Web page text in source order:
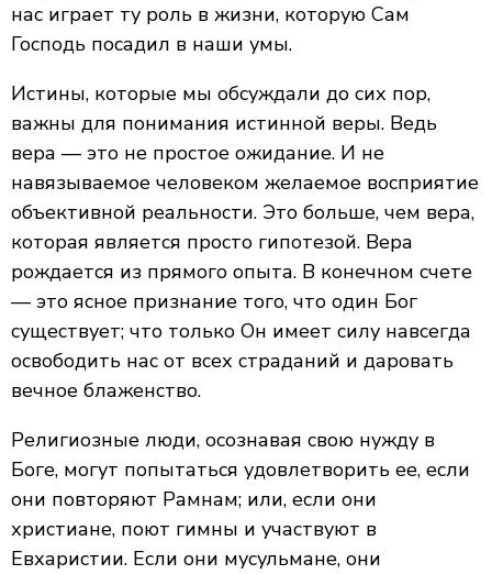
нас играет ту роль в жизни, которую Сам
Господь посадил в наши умы.
Истины, которые мы обсуждали до сих пор,
важны для понимания истинной веры. Ведь
вера — это не простое ожидание. И не
навязываемое человеком желаемое восприятие
объективной реальности. Это больше, чем вера,
которая является просто гипотезой. Вера
рождается из прямого опыта. В конечном счете
— это ясное признание того, что один Бог
существует; что только Он имеет силу навсегда
освободить нас от всех страданий и даровать
вечное блаженство.
Религиозные люди, осознавая свою нужду в
Боге, могут попытаться удовлетворить ее, если
они повторяют Рамнам; или, если они
христиане, поют гимны и участвуют в
Евхаристии. Если они мусульмане, они